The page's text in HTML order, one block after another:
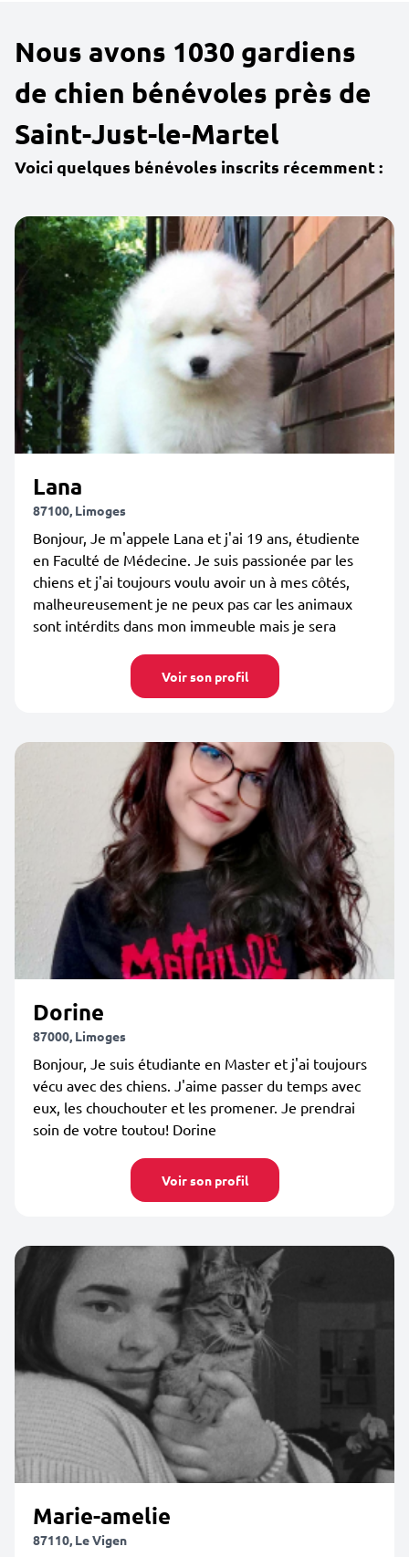
Nous avons 1030 gardiens
de chien bénévoles près de
Saint-Just-le-Martel
Voici quelques bénévoles inscrits récemment :
Lana
87100, Limoges
Bonjour, Je m'appele Lana et j'ai 19 ans, étudiente
en Faculté de Médecine. Je suis passionée par les
chiens et j'ai toujours voulu avoir un à mes côtés,
malheureusement je ne peux pas car les animaux
sont intérdits dans mon immeuble mais je sera
Voir son profil
Dorine
87000, Limoges
Bonjour, Je suis étudiante en Master et j'ai toujours
vécu avec des chiens. J'aime passer du temps avec
eux, les chouchouter et les promener. Je prendrai
soin de votre toutou! Dorine
Voir son profil
Marie-amelie
87110, Le Vigen